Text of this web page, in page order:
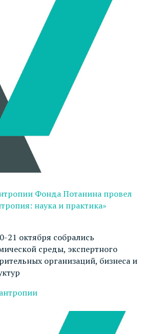
Фонда Потанина провел
наука и практика»
октября собрались
среды, экспертного
организаций, бизнеса и